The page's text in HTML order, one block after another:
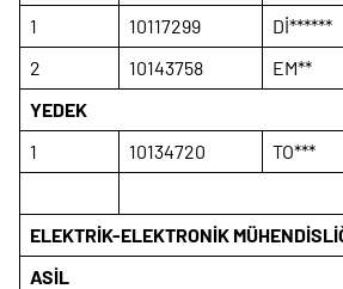
1
10117299 Dİ******
2
10143758 EM**
YEDEK
1
10134720 TO***
ELEKTRİK-ELEKTRONİK
ASİL